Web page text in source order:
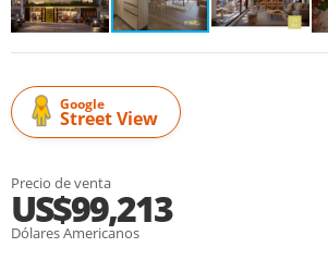
Google
Street View
Precio de venta
US$99,213
Dólares Americanos